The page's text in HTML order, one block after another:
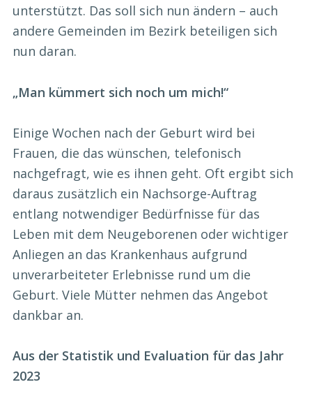
unterstützt. Das soll sich nun ändern – auch
andere Gemeinden im Bezirk beteiligen sich
nun daran.
„Man kümmert sich noch um mich!“
Einige Wochen nach der Geburt wird bei
Frauen, die das wünschen, telefonisch
nachgefragt, wie es ihnen geht. Oft ergibt sich
daraus zusätzlich ein Nachsorge-Auftrag
entlang notwendiger Bedürfnisse für das
Leben mit dem Neugeborenen oder wichtiger
Anliegen an das Krankenhaus aufgrund
unverarbeiteter Erlebnisse rund um die
Geburt. Viele Mütter nehmen das Angebot
dankbar an.
Aus der Statistik und Evaluation für das Jahr
2023